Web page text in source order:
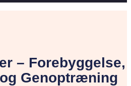
– Forebyggelse,
Genoptræning